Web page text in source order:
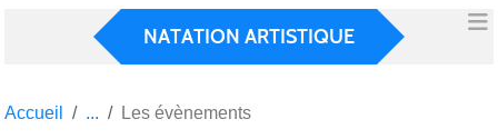
NATATION ARTISTIQUE
Accueil Les évènements